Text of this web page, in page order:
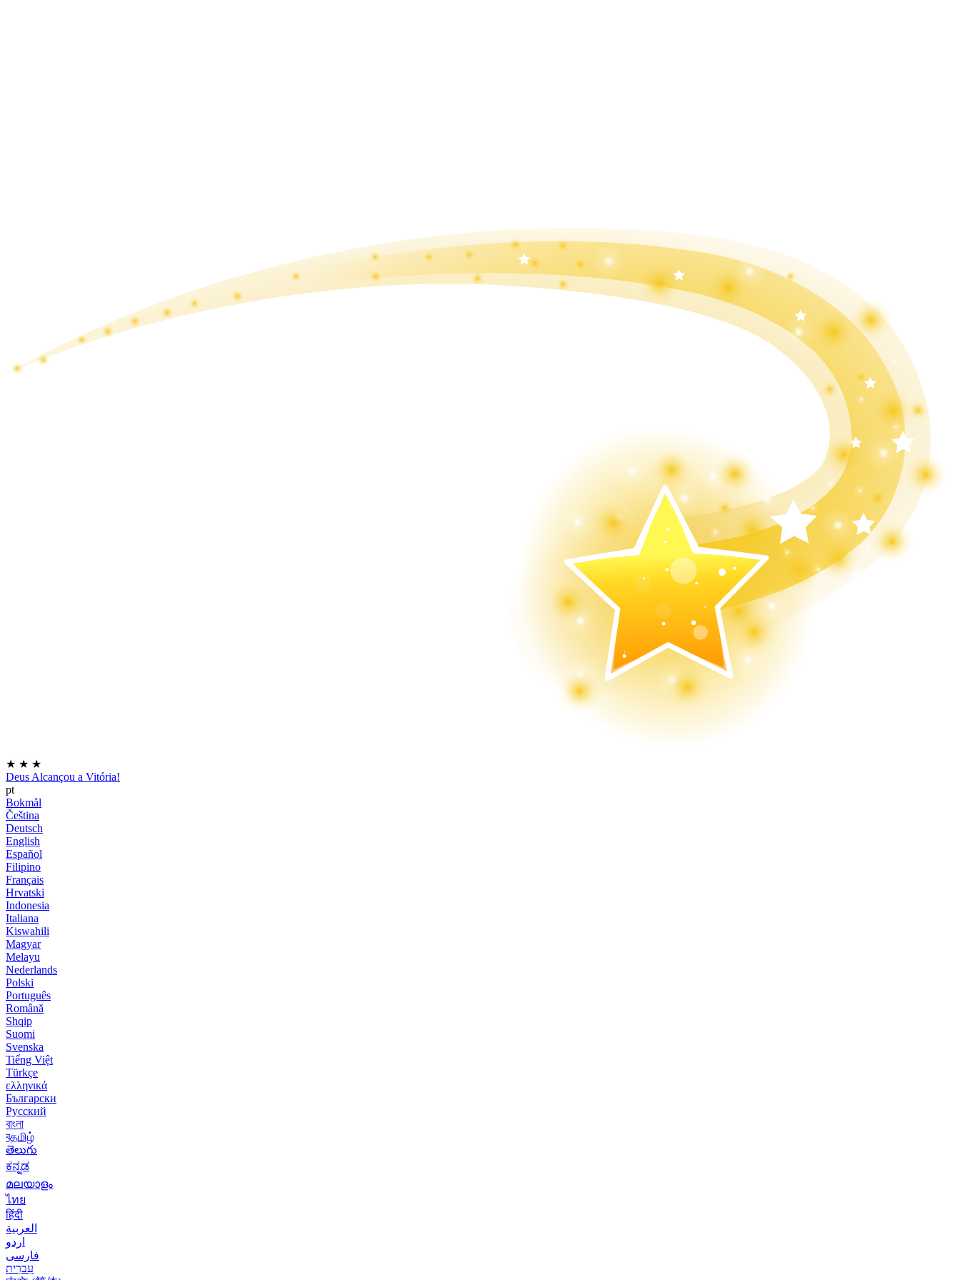
★ ★ ★
Deus Alcançou a Vitória!
pt
Bokmål
Čeština
Deutsch
English
Español
Filipino
Français
Hrvatski
Indonesia
Italiana
Kiswahili
Magyar
Melayu
Nederlands
Polski
Português
Română
Shqip
Suomi
Svenska
Tiếng Việt
Türkçe
ελληνικά
Български
Русский
বাংলা
বதமிழ்
తెలుగు
ಕನ್ನಡ
മലയാളം
ไทย
हिंदी
العربية
اردو
فارسی
עִברִית